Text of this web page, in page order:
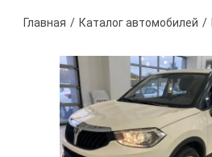
Главная Каталог автомобилей